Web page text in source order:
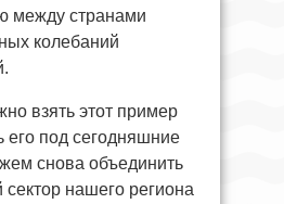
между странами
колебаний
взять этот пример
его под сегодняшние
снова объединить
сектор нашего региона